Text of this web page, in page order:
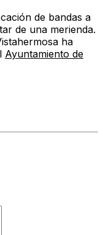
de bandas a
de una merienda.
ha
Ayuntamiento de